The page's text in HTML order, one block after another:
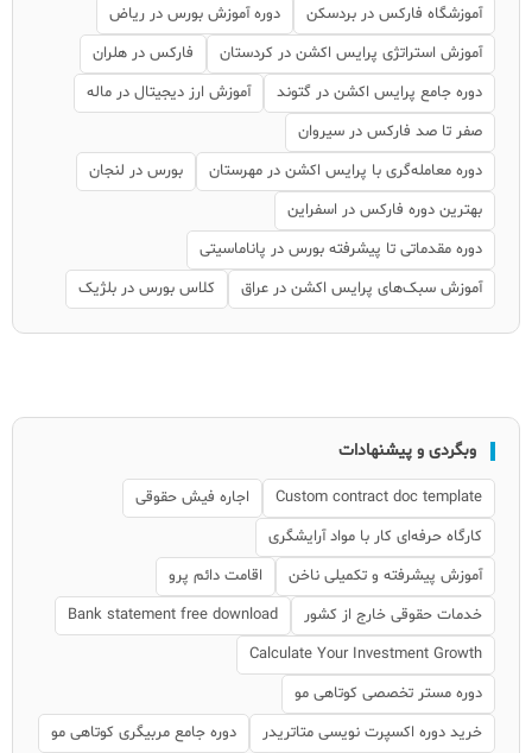
آموزشگاه فارکس در بردسکن
دوره آموزش بورس در ریاض
آموزش استراتژی پرایس اکشن در کردستان
فارکس در هلران
دوره جامع پرایس اکشن در گتوند
آموزش ارز دیجیتال در ماله
صفر تا صد فارکس در سیروان
دوره معامله‌گری با پرایس اکشن در مهرستان
بورس در لنجان
بهترین دوره فارکس در اسفراین
دوره مقدماتی تا پیشرفته بورس در پاناماسیتی
آموزش سبک‌های پرایس اکشن در عراق
کلاس بورس در بلژیک
وبگردی و پیشنهادات
Custom contract doc template
اجاره فیش حقوقی
کارگاه حرفه‌ای کار با مواد آرایشگری
آموزش پیشرفته و تکمیلی ناخن
اقامت دائم پرو
خدمات حقوقی خارج از کشور
Bank statement free download
Calculate Your Investment Growth
دوره مستر تخصصی کوتاهی مو
خرید دوره اکسپرت نویسی متاتریدر
دوره جامع مربیگری کوتاهی مو